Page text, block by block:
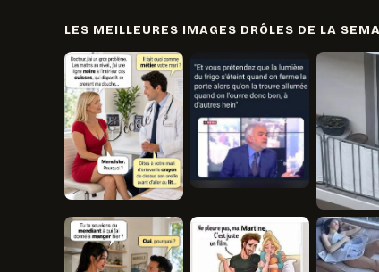
LES MEILLEURES IMAGES DRÔLES DE LA